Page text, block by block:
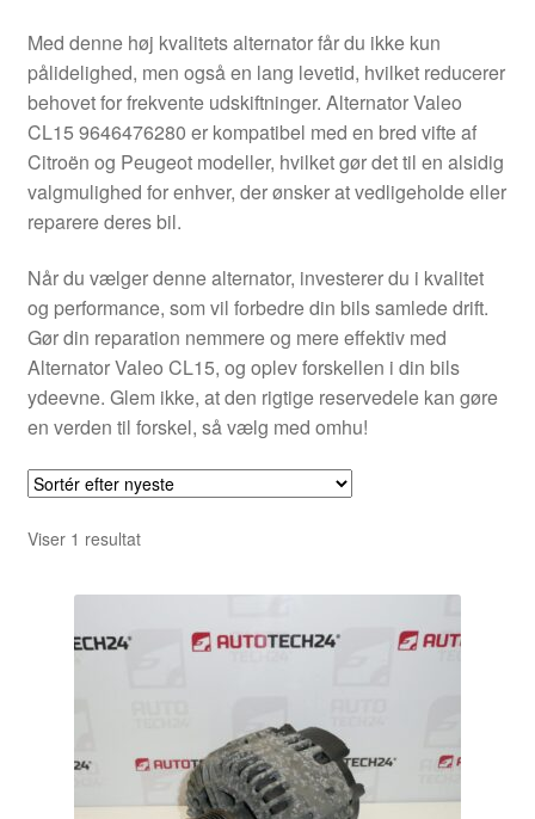
Min Konto
Om os
Privatlivspolitik
Med denne høj kvalitets alternator får du ikke kun
pålidelighed, men også en lang levetid, hvilket reducerer
behovet for frekvente udskiftninger. Alternator Valeo
CL15 9646476280 er kompatibel med en bred vifte af
Citroën og Peugeot modeller, hvilket gør det til en alsidig
valgmulighed for enhver, der ønsker at vedligeholde eller
reparere deres bil.
Når du vælger denne alternator, investerer du i kvalitet
og performance, som vil forbedre din bils samlede drift.
Gør din reparation nemmere og mere effektiv med
Alternator Valeo CL15, og oplev forskellen i din bils
ydeevne. Glem ikke, at den rigtige reservedele kan gøre
en verden til forskel, så vælg med omhu!
Viser 1 resultat